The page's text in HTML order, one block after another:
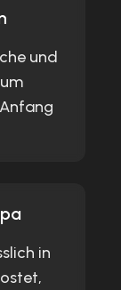
und
in